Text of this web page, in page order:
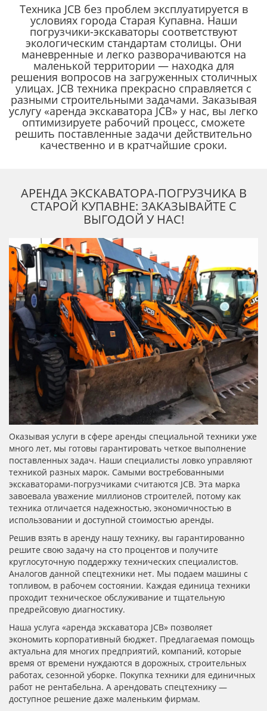
Техника JCB без проблем эксплуатируется в
условиях города Старая Купавна. Наши
погрузчики-экскаваторы соответствуют
экологическим стандартам столицы. Они
маневренные и легко разворачиваются на
маленькой территории — находка для
решения вопросов на загруженных столичных
улицах. JCB техника прекрасно справляется с
разными строительными задачами. Заказывая
услугу «аренда экскаватора JCB» у нас, вы легко
оптимизируете рабочий процесс, сможете
решить поставленные задачи действительно
качественно и в кратчайшие сроки.
АРЕНДА ЭКСКАВАТОРА-ПОГРУЗЧИКА В
СТАРОЙ КУПАВНЕ: ЗАКАЗЫВАЙТЕ С
ВЫГОДОЙ У НАС!
Оказывая услуги в сфере аренды специальной техники уже
много лет, мы готовы гарантировать четкое выполнение
поставленных задач. Наши специалисты ловко управляют
техникой разных марок. Самыми востребованными
экскаваторами-погрузчиками считаются JCB. Эта марка
завоевала уважение миллионов строителей, потому как
техника отличается надежностью, экономичностью в
использовании и доступной стоимостью аренды.
Решив взять в аренду нашу технику, вы гарантированно
решите свою задачу на сто процентов и получите
круглосуточную поддержку технических специалистов.
Аналогов данной спецтехники нет. Мы подаем машины с
топливом, в рабочем состоянии. Каждая единица техники
проходит техническое обслуживание и тщательную
предрейсовую диагностику.
Наша услуга «аренда экскаватора JCB» позволяет
экономить корпоративный бюджет. Предлагаемая помощь
актуальна для многих предприятий, компаний, которые
время от времени нуждаются в дорожных, строительных
работах, сезонной уборке. Покупка техники для единичных
работ не рентабельна. А арендовать спецтехнику —
доступное решение даже маленьким фирмам.